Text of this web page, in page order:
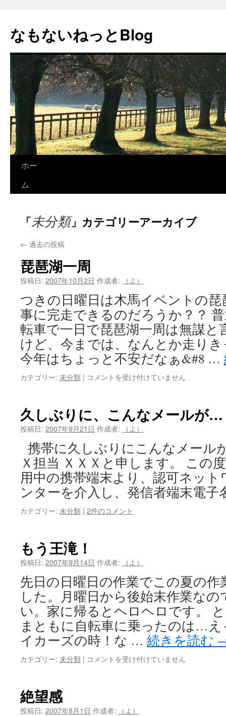
テ
ン
ス
キ
ッ
プ
なもないねっとBlog
ホー
ム
「未分類」カテゴリーアーカイブ
← 過去の投稿
琵琶湖一周
投稿日: 2007年10月2日 作成者: （よ）
つきの日曜日は木馬イベントの
事に完走できるのだろうか？？
転車で一日で琵琶湖一周は無謀
けど、今までは、なんとか走り
今年はちょっと不安だなぁ&#8 …
カテゴリー: 未分類 | 琵
周
は
コメントを受け付けていません
久しぶりに、こんなメールが…
投稿日: 2007年9月21日 作成者: （よ）
携帯に久しぶりにこんなメール
Ｘ担当 ＸＸＸと申します。 この
用中の携帯端末より、認可ネッ
ンターを介入し、発信者端末電
カテゴリー: 未分類 | 2件のコメント
もう王滝！
投稿日: 2007年9月14日 作成者: （よ）
先日の日曜日の作業でこの夏の
した。月曜日から後始末作業な
い。家に帰るとヘロヘロです。
まともに自転車に乗ったのは…
イカーズの時！な … 続きを読む
カテゴリー: 未分類 | も
コメントを受け付けていません
絶望感
投稿日: 2007年8月1日 作成者: （よ）